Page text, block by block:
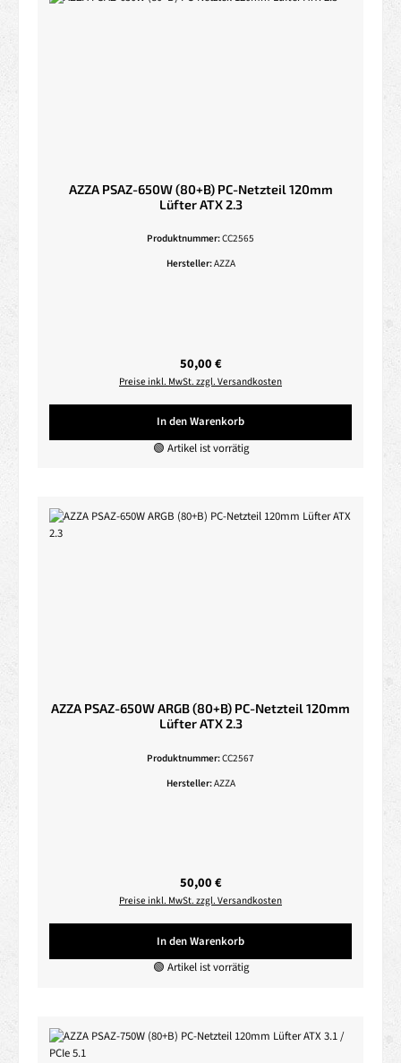
AZZA PSAZ-650W (80+B) PC-Netzteil 120mm
Lüfter ATX 2.3
Produktnummer:CC2565
Hersteller:AZZA
Regulärer Preis:
50,00 €
Preise inkl. MwSt. zzgl. Versandkosten
In den Warenkorb
🟢 Artikel ist vorrätig
AZZA PSAZ-650W ARGB (80+B) PC-Netzteil 120mm
Lüfter ATX 2.3
Produktnummer:CC2567
Hersteller:AZZA
Regulärer Preis:
50,00 €
Preise inkl. MwSt. zzgl. Versandkosten
In den Warenkorb
🟢 Artikel ist vorrätig